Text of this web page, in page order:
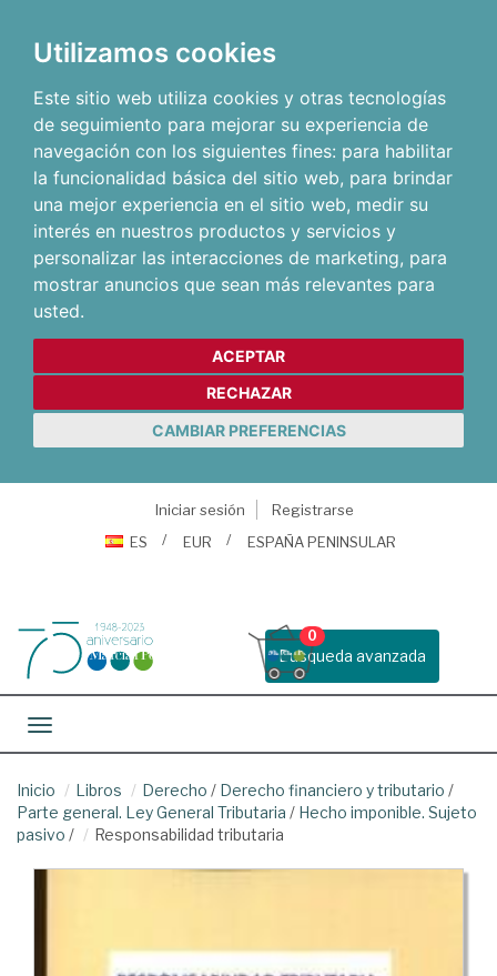
Utilizamos cookies
Este sitio web utiliza cookies y otras tecnologías
de seguimiento para mejorar su experiencia de
navegación con los siguientes fines: para habilitar
la funcionalidad básica del sitio web, para brindar
una mejor experiencia en el sitio web, medir su
interés en nuestros productos y servicios y
personalizar las interacciones de marketing, para
mostrar anuncios que sean más relevantes para
usted.
ACEPTAR
RECHAZAR
CAMBIAR PREFERENCIAS
Iniciar sesión
Registrarse
ES
EUR ESPAÑA PENINSULAR
Busqueda avanzada
0
Toggle navigation
Inicio Libros Derecho / Derecho financiero y tributario /
Parte general. Ley General Tributaria / Hecho imponible. Sujeto
pasivo / Responsabilidad tributaria